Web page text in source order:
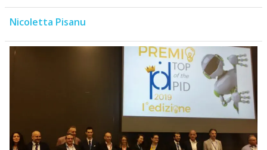
Nicoletta Pisanu